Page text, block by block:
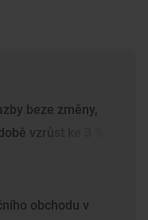
beze změny,
vzrůst ke 3 %
obchodu v